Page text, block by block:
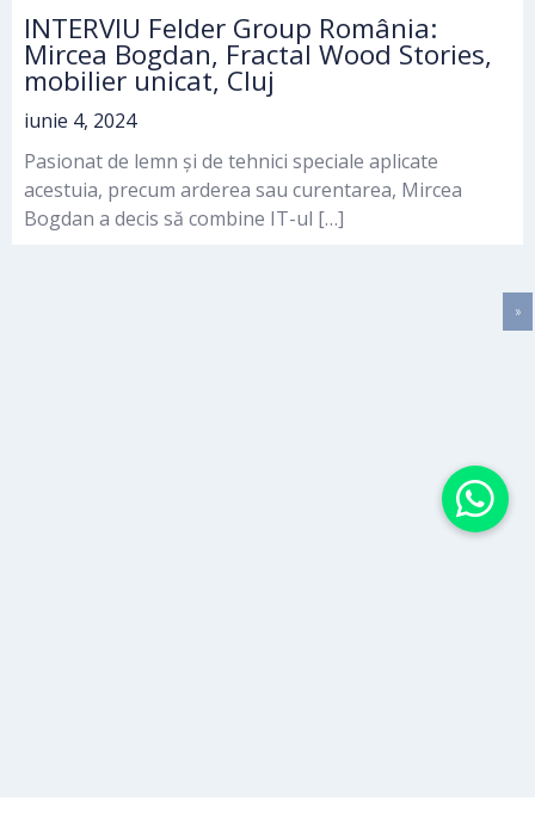
INTERVIU Felder Group România:
Mircea Bogdan, Fractal Wood Stories,
mobilier unicat, Cluj
iunie 4, 2024
Pasionat de lemn și de tehnici speciale aplicate
acestuia, precum arderea sau curentarea, Mircea
Bogdan a decis să combine IT-ul […]
»